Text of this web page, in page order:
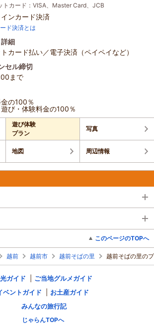
トカード：VISA、Master Card、JCB
ンカード決済
ド決済とは
細
カード払い／電子決済（ペイペイなど）
セル締切
まで
の100％
び・体験料金の100％
遊び体験
プラン
写真
地図 周辺情報
このページのTOPへ
越前 越前市 越前そばの里 越前そばの里の
ガイド
ご当地グルメガイド
ベントガイド
お土産ガイド
みんなの旅行記
じゃらんTOPへ